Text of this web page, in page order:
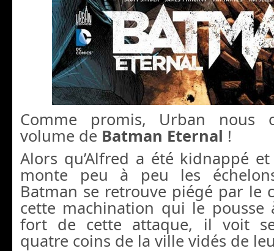
Comme promis, Urban nous
volume de Batman Eternal !
Alors qu’Alfred a été kidnappé
monte peu à peu les
Batman se retrouve piégé par le
cette machination qui le pousse
fort de cette attaque, il voit
quatre coins de la ville vidés de